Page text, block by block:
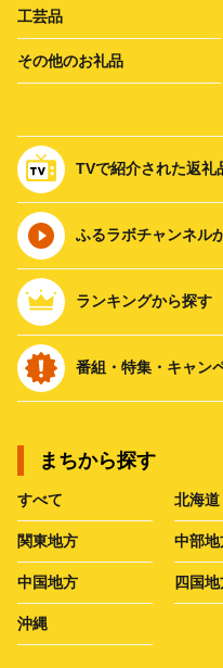
工芸品
その他のお礼品
TVで紹介された返礼
ふるラボチャンネル
ランキングから探す
番組・特集・キャン
まちから探す
すべて 北海道
関東地方 中部地
中国地方 四国
沖縄